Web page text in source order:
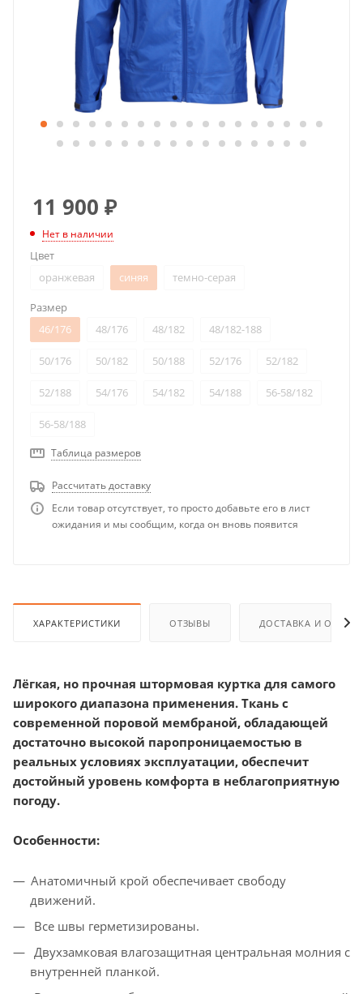
11 900 ₽
Нет в наличии
Цвет
оранжевая
синяя темно-серая
Размер
46/176
48/176 48/182 48/182-188
50/176 50/182 50/188 52/176 52/182
52/188 54/176 54/182 54/188 56-58/182
56-58/188
Таблица размеров
Рассчитать доставку
Если товар отсутствует, то просто добавьте его в лист
ожидания и мы сообщим, когда он вновь появится
ХАРАКТЕРИСТИКИ ОТЗЫВЫ ДОСТАВКА И
Лёгкая, но прочная штормовая куртка для самого
широкого диапазона применения. Ткань с
современной поровой мембраной, обладающей
достаточно высокой паропроницаемостью в
реальных условиях эксплуатации, обеспечит
достойный уровень комфорта в неблагоприятную
погоду.
Особенности:
Анатомичный крой обеспечивает свободу
движений.
Все швы герметизированы.
Двухзамковая влагозащитная центральная молния с
внутренней планкой.